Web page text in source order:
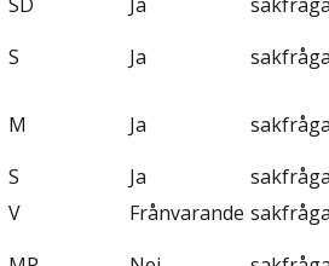
S Ja
M Ja
S Ja
V Frånvarande